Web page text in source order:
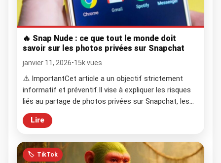
🔥 Snap Nude : ce que tout le monde doit
savoir sur les photos privées sur Snapchat
janvier 11, 2026•15k vues
⚠️ ImportantCet article a un objectif strictement
informatif et préventif.Il vise à expliquer les risques
liés au partage de photos privées sur Snapchat, les
conséquences légales possibles et les bonnes
pratiques pour se protéger. 💡 Introduction Snapchat,
éphémères, est devenue le terrain de nombreuses
histoires croustillantes. “Snap nude”, “Snap […]
Lire
🏷️ TikTok